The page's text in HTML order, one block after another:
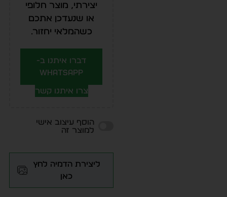
יצירתי, מוצר חלופי
או שנעדכן אתכם
כשהמלאי יחזור.
דברו איתנו ב-
WhatsApp
צרו איתנו קשר
הוסף עיצוב אישי
למוצר זה
ליצירת הדמיה לחץ
כאן